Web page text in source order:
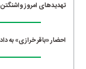
تهدیدهای امروز
احضار «باقر خرازی» به